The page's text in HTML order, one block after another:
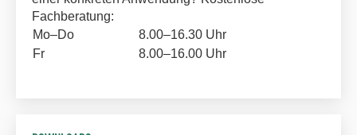
Fachberatung:
Mo–Do
8.00–16.30 Uhr
Fr
8.00–16.00 Uhr